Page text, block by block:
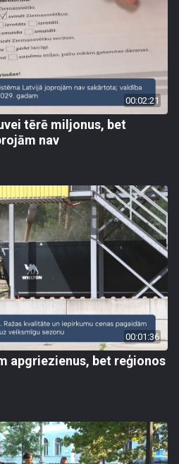
00:02:21
tērē miljonus, bet
nav
00:01:36
apgriezienus, bet reģionos